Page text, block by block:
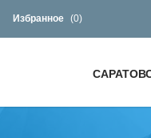
Избранное (0)